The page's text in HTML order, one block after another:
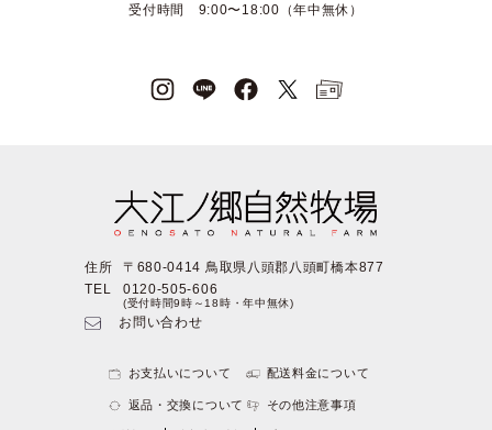
受付時間 9:00〜18:00（年中無休）
住所
〒680-0414 鳥取県八頭郡八頭町橋本877
TEL
0120-505-606
(受付時間9時～18時・年中無休)
お問い合わせ
お支払いについて 配送料金について
返品・交換について その他注意事項